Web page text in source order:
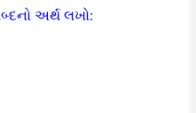
અર્થ લખો: